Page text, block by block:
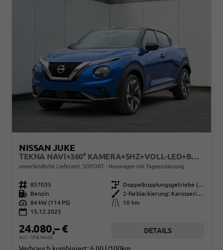
NISSAN JUKE
TEKNA NAVI+360° KAMERA+SHZ+VOLL-LED+BOSE+PDC
unverbindliche Lieferzeit: SOFORT Neuwagen mit Tageszulassung
Fahrzeugnr. 857035 Getriebe
Doppelkupplungsgetriebe (DSG)
Kraftstoff
Benzin Außenfarbe
2-Farblackierung: Karosseriefarbe: Magnetic Blue Metallic / Dach in Kontrastfarbe in Black Metallic
Leistung 84 kW (114 PS) Kilometerstand
10 km
15.12.2025
24.080,– €
incl. 19% MwSt.
DETAILS